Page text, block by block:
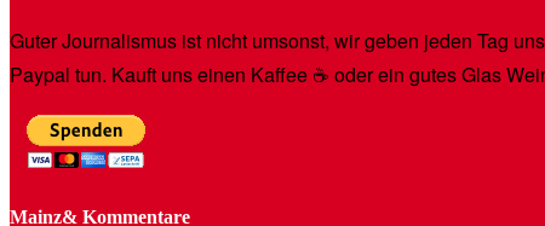
Guter Journalismus ist nicht umsonst, wir geben jeden Tag
Paypal tun. Kauft uns einen Kaffee ☕️ oder ein gutes Glas
Mainz& Kommentare